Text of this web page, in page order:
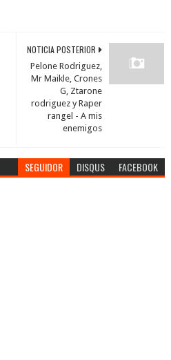
NOTICIA POSTERIOR
Pelone Rodriguez,
Mr Maikle, Crones
G, Ztarone
rodriguez y Raper
rangel - A mis
enemigos
SEGUIDOR DISQUS FACEBOOK